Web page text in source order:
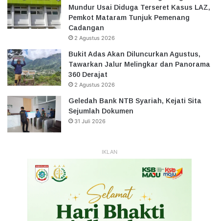
Mundur Usai Diduga Terseret Kasus LAZ,
Pemkot Mataram Tunjuk Pemenang
Cadangan
2 Agustus 2026
Bukit Adas Akan Diluncurkan Agustus,
Tawarkan Jalur Melingkar dan Panorama
360 Derajat
2 Agustus 2026
Geledah Bank NTB Syariah, Kejati Sita
Sejumlah Dokumen
31 Juli 2026
IKLAN